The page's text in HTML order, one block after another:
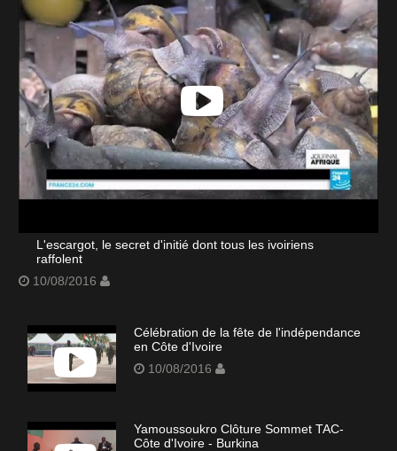
L'escargot, le secret d'initié dont tous les ivoiriens
raffolent
10/08/2016
Célébration de la fête de l'indépendance
en Côte d'Ivoire
10/08/2016
Yamoussoukro Clôture Sommet TAC-
Côte d'Ivoire - Burkina